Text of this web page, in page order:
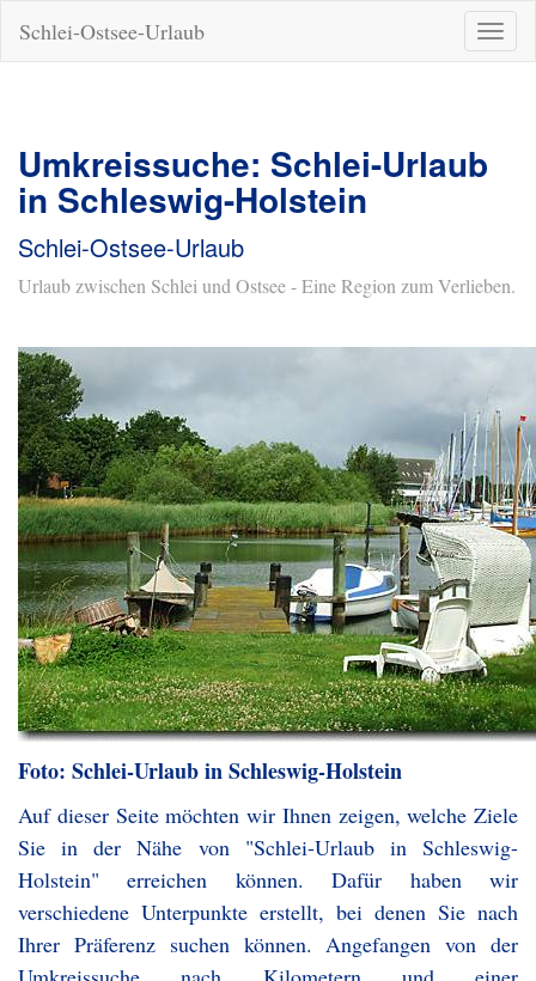
ein-/
Schlei-Ostsee-Urlaub
Umkreissuche: Schlei-Urlaub
in Schleswig-Holstein
Schlei-Ostsee-Urlaub
Urlaub zwischen Schlei und Ostsee - Eine Region zum Verlieben.
Foto: Schlei-Urlaub in Schleswig-Holstein
Auf dieser Seite möchten wir Ihnen zeigen, welche Ziele
Sie in der Nähe von "Schlei-Urlaub in Schleswig-
Holstein" erreichen können. Dafür haben wir
verschiedene Unterpunkte erstellt, bei denen Sie nach
Ihrer Präferenz suchen können. Angefangen von der